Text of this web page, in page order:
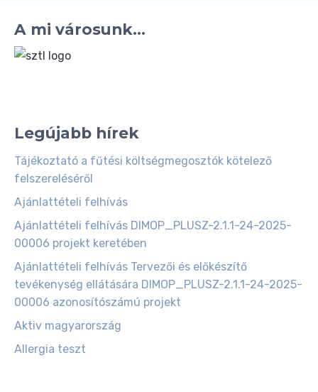
A mi városunk...
Legújabb hírek
Tájékoztató a fűtési költségmegosztók kötelező
felszereléséről
Ajánlattételi felhívás
Ajánlattételi felhívás DIMOP_PLUSZ-2.1.1-24-2025-
00006 projekt keretében
Ajánlattételi felhívás Tervezői és előkészítő
tevékenység ellátására DIMOP_PLUSZ-2.1.1-24-2025-
00006 azonosítószámú projekt
Aktiv magyarország
Allergia teszt